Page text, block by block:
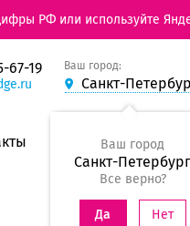
РФ или используйте
67-19 Ваш город:
Санкт-
Ваш город
Санкт-Петербург
Все верно?
Да Нет